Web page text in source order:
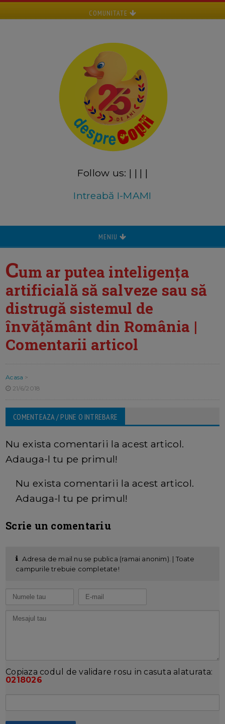
COMUNITATE
Follow us: | | | |
Intreabă I-MAMI
MENIU
Cum ar putea inteligența
artificială să salveze sau să
distrugă sistemul de
învățământ din România |
Comentarii articol
Acasa >
21/6/2018
COMENTEAZA / PUNE O INTREBARE
Nu exista comentarii la acest articol.
Adauga-l tu pe primul!
Nu exista comentarii la acest articol.
Adauga-l tu pe primul!
Scrie un comentariu
Adresa de mail nu se publica (ramai anonim). | Toate
campurile trebuie completate!
Copiaza codul de validare rosu in casuta alaturata:
0218026